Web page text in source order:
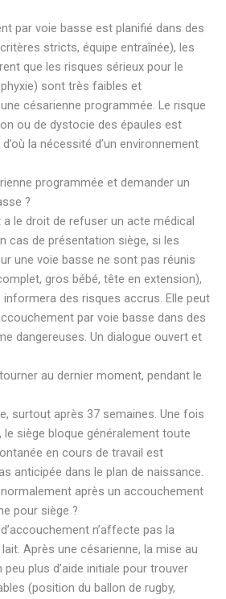
par voie basse est planifié dans des
stricts, équipe entraînée), les
que les risques sérieux pour le
sont très faibles et
césarienne programmée. Le risque
ou de dystocie des épaules est
la nécessité d’un environnement
programmée et demander un
?
le droit de refuser un acte médical
cas de présentation siège, si les
une voie basse ne sont pas réunis
gros bébé, tête en extension),
informera des risques accrus. Elle peut
par voie basse dans des
dangereuses. Un dialogue ouvert et
au dernier moment, pendant le
surtout après 37 semaines. Une fois
le siège bloque généralement toute
en cours de travail est
anticipée dans le plan de naissance.
après un accouchement
pour siège ?
n’affecte pas la
Après une césarienne, la mise au
plus d’aide initiale pour trouver
(position du ballon de rugby,